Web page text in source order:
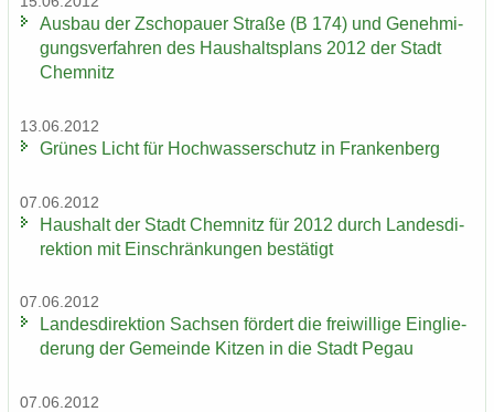
Aus­bau der Zscho­pau­er Stra­ße (B 174) und Ge­neh­mi­
gungs­ver­fah­ren des Haus­halts­plans 2012 der Stadt
Chem­nitz
13.06.2012
Grü­nes Licht für Hoch­was­ser­schutz in Fran­ken­berg
07.06.2012
Haus­halt der Stadt Chem­nitz für 2012 durch Lan­des­di­
rek­ti­on mit Ein­schrän­kun­gen be­stä­tigt
07.06.2012
Lan­des­di­rek­ti­on Sach­sen för­dert die frei­wil­li­ge Ein­glie­
de­rung der Ge­mein­de Kit­zen in die Stadt Pegau
07.06.2012